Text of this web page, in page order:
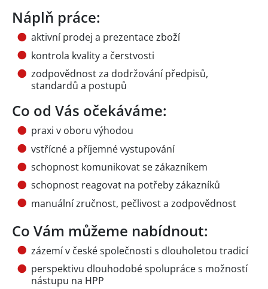
Náplň práce:
aktivní prodej a prezentace zboží
kontrola kvality a čerstvosti
zodpovědnost za dodržování předpisů,
standardů a postupů
Co od Vás očekáváme:
praxi v oboru výhodou
vstřícné a příjemné vystupování
schopnost komunikovat se zákazníkem
schopnost reagovat na potřeby zákazníků
manuální zručnost, pečlivost a zodpovědnost
Co Vám můžeme nabídnout:
zázemí v české společnosti s dlouholetou tradicí
perspektivu dlouhodobé spolupráce s možností
nástupu na HPP